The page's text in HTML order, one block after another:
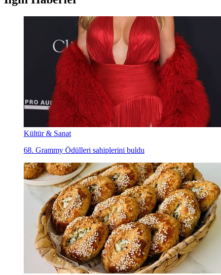
Kültür & Sanat
68. Grammy Ödülleri sahiplerini buldu